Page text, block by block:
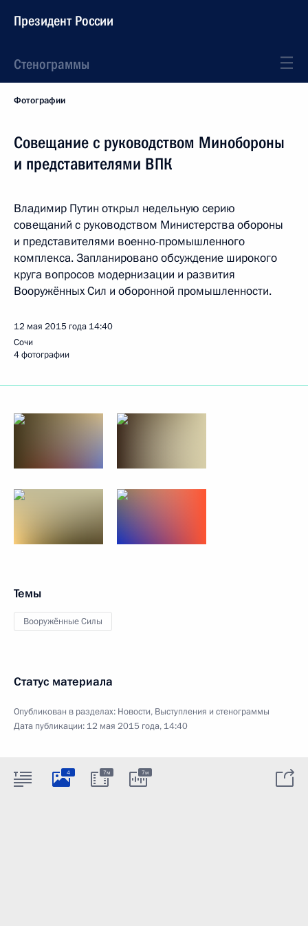
Президент России
Стенограммы
Фотографии
Совещание с руководством Минобороны
и представителями ВПК
Владимир Путин открыл недельную серию
совещаний с руководством Министерства обороны
и представителями военно-промышленного
комплекса. Запланировано обсуждение широкого
круга вопросов модернизации и развития
Вооружённых Сил и оборонной промышленности.
12 мая 2015 года 14:40
Сочи
4 фотографии
Темы
Вооружённые Силы
Статус материала
Опубликован в разделах: Новости, Выступления и стенограммы
Дата публикации: 12 мая 2015 года, 14:40
4 7м 7м